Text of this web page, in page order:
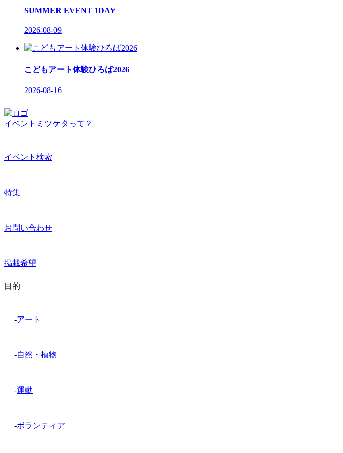
SUMMER EVENT 1DAY
2026-08-09
こどもアート体験ひろば2026
2026-08-16
イベントミツケタって？
イベント検索
特集
お問い合わせ
掲載希望
目的
-アート
-自然・植物
-運動
-ボランティア